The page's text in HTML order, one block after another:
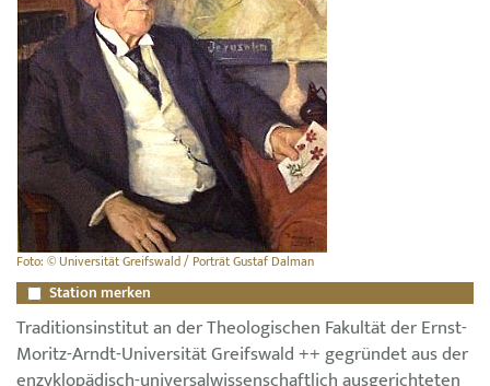
Foto: © Universität Greifswald / Porträt Gustaf Dalman
Station merken
Traditionsinstitut an der Theologischen Fakultät der Ernst-
Moritz-Arndt-Universität Greifswald ++ gegründet aus der